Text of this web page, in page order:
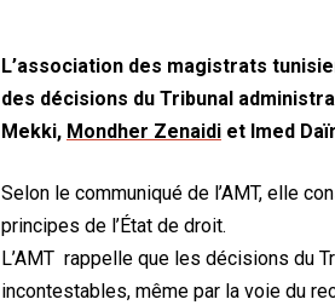
L’association des magistrats
des décisions du Tribunal
Mekki, Mondher Zenaidi et Imed
Selon le communiqué de l’AMT, elle
principes de l’État de droit.
L’AMT rappelle que les décisions du
incontestables, même par la voie du